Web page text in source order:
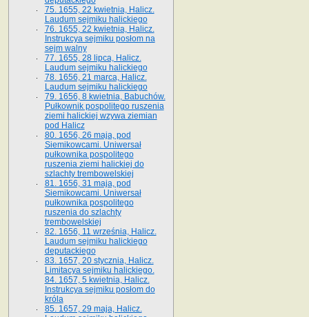
75. 1655, 22 kwietnia, Halicz.
Laudum sejmiku halickiego
76. 1655, 22 kwietnia, Halicz.
Instrukcya sejmiku posłom na
sejm walny
77. 1655, 28 lipca, Halicz.
Laudum sejmiku halickiego
78. 1656, 21 marca, Halicz.
Laudum sejmiku halickiego
79. 1656, 8 kwietnia, Babuchów.
Pułkownik pospolitego ruszenia
ziemi halickiej wzywa ziemian
pod Halicz
80. 1656, 26 maja, pod
Siemikowcami. Uniwersał
pułkownika pospolitego
ruszenia ziemi halickiej do
szlachty trembowelskiej
81. 1656, 31 maja, pod
Siemikowcami. Uniwersał
pułkownika pospolitego
ruszenia do szlachty
trembowelskiej
82. 1656, 11 września, Halicz.
Laudum sejmiku halickiego
deputackiego
83. 1657, 20 stycznia, Halicz.
Limitacya sejmiku halickiego.
84. 1657, 5 kwietnia, Halicz.
Instrukcya sejmiku posłom do
króla
85. 1657, 29 maja, Halicz.